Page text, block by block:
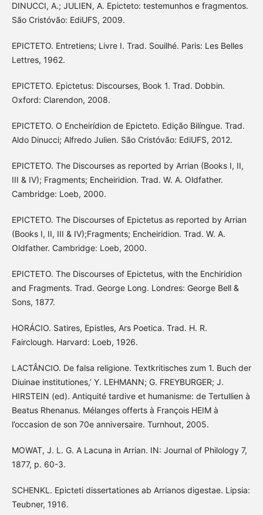
DINUCCI, A.; JULIEN, A. Epicteto: testemunhos e fragmentos.
São Cristóvão: EdiUFS, 2009.
EPICTETO. Entretiens; Livre I. Trad. Souilhé. Paris: Les Belles
Lettres, 1962.
EPICTETO. Epictetus: Discourses, Book 1. Trad. Dobbin.
Oxford: Clarendon, 2008.
EPICTETO. O Encheirídion de Epicteto. Edição Bilíngue. Trad.
Aldo Dinucci; Alfredo Julien. São Cristóvão: EdiUFS, 2012.
EPICTETO. The Discourses as reported by Arrian (Books I, II,
III & IV); Fragments; Encheiridion. Trad. W. A. Oldfather.
Cambridge: Loeb, 2000.
EPICTETO. The Discourses of Epictetus as reported by Arrian
(Books I, II, III & IV);Fragments; Encheiridion. Trad. W. A.
Oldfather. Cambridge: Loeb, 2000.
EPICTETO. The Discourses of Epictetus, with the Enchiridion
and Fragments. Trad. George Long. Londres: George Bell &
Sons, 1877.
HORÁCIO. Satires, Epistles, Ars Poetica. Trad. H. R.
Fairclough. Harvard: Loeb, 1926.
LACTÂNCIO. De falsa religione. Textkritisches zum 1. Buch der
Diuinae institutiones,’ Y. LEHMANN; G. FREYBURGER; J.
HIRSTEIN (ed). Antiquité tardive et humanisme: de Tertullien à
Beatus Rhenanus. Mélanges offerts à François HEIM à
l’occasion de son 70e anniversaire. Turnhout, 2005.
MOWAT, J. L. G. A Lacuna in Arrian. IN: Journal of Philology 7,
1877, p. 60-3.
SCHENKL. Epicteti dissertationes ab Arrianos digestae. Lipsia:
Teubner, 1916.